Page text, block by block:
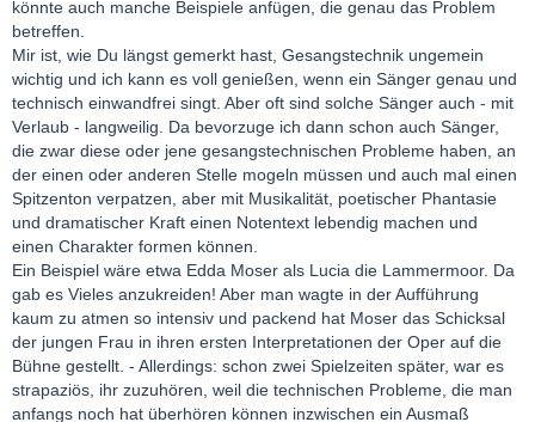
könnte auch manche Beispiele anfügen, die genau das Problem
betreffen.
Mir ist, wie Du längst gemerkt hast, Gesangstechnik ungemein
wichtig und ich kann es voll genießen, wenn ein Sänger genau und
technisch einwandfrei singt. Aber oft sind solche Sänger auch - mit
Verlaub - langweilig. Da bevorzuge ich dann schon auch Sänger,
die zwar diese oder jene gesangstechnischen Probleme haben, an
der einen oder anderen Stelle mogeln müssen und auch mal einen
Spitzenton verpatzen, aber mit Musikalität, poetischer Phantasie
und dramatischer Kraft einen Notentext lebendig machen und
einen Charakter formen können.
Ein Beispiel wäre etwa Edda Moser als Lucia die Lammermoor. Da
gab es Vieles anzukreiden! Aber man wagte in der Aufführung
kaum zu atmen so intensiv und packend hat Moser das Schicksal
der jungen Frau in ihren ersten Interpretationen der Oper auf die
Bühne gestellt. - Allerdings: schon zwei Spielzeiten später, war es
strapaziös, ihr zuzuhören, weil die technischen Probleme, die man
anfangs noch hat überhören können inzwischen ein Ausmaß